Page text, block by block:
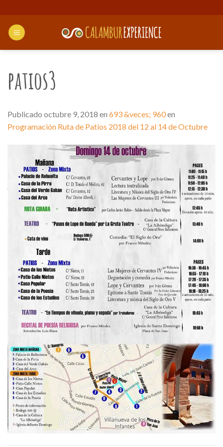
contenido
patios3
Publicado octubre 9, 2018 en 693 &veces; 960en
Programación Ruta de Patios 2018 del 12 al 14 de Octubre